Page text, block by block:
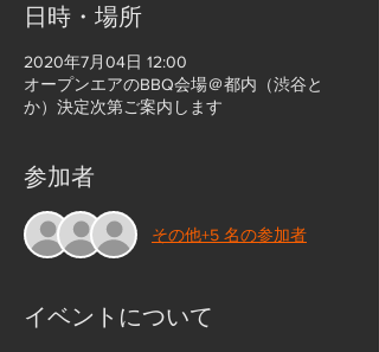
日時・場所
2020年7月04日 12:00
オープンエアのBBQ会場＠都内（渋谷と
か）決定次第ご案内します
参加者
その他+5 名の参加者
イベントについて